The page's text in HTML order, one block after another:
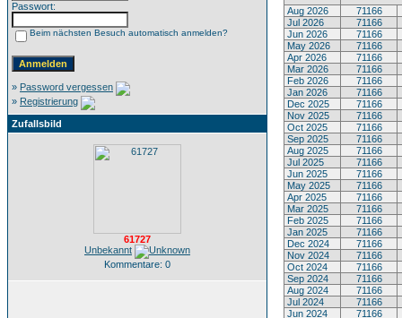
Passwort:
Beim nächsten Besuch automatisch anmelden?
» Password vergessen
» Registrierung
Zufallsbild
61727
Unbekannt
Kommentare: 0
Aug 2026
71166
Jul 2026
71166
Jun 2026
71166
May 2026
71166
Apr 2026
71166
Mar 2026
71166
Feb 2026
71166
Jan 2026
71166
Dec 2025
71166
Nov 2025
71166
Oct 2025
71166
Sep 2025
71166
Aug 2025
71166
Jul 2025
71166
Jun 2025
71166
May 2025
71166
Apr 2025
71166
Mar 2025
71166
Feb 2025
71166
Jan 2025
71166
Dec 2024
71166
Nov 2024
71166
Oct 2024
71166
Sep 2024
71166
Aug 2024
71166
Jul 2024
71166
Jun 2024
71166